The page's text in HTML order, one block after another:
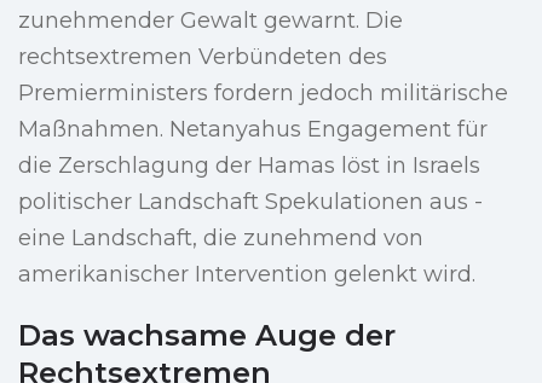
zunehmender Gewalt gewarnt. Die
rechtsextremen Verbündeten des
Premierministers fordern jedoch militärische
Maßnahmen. Netanyahus Engagement für
die Zerschlagung der Hamas löst in Israels
politischer Landschaft Spekulationen aus -
eine Landschaft, die zunehmend von
amerikanischer Intervention gelenkt wird.
Das wachsame Auge der
Rechtsextremen